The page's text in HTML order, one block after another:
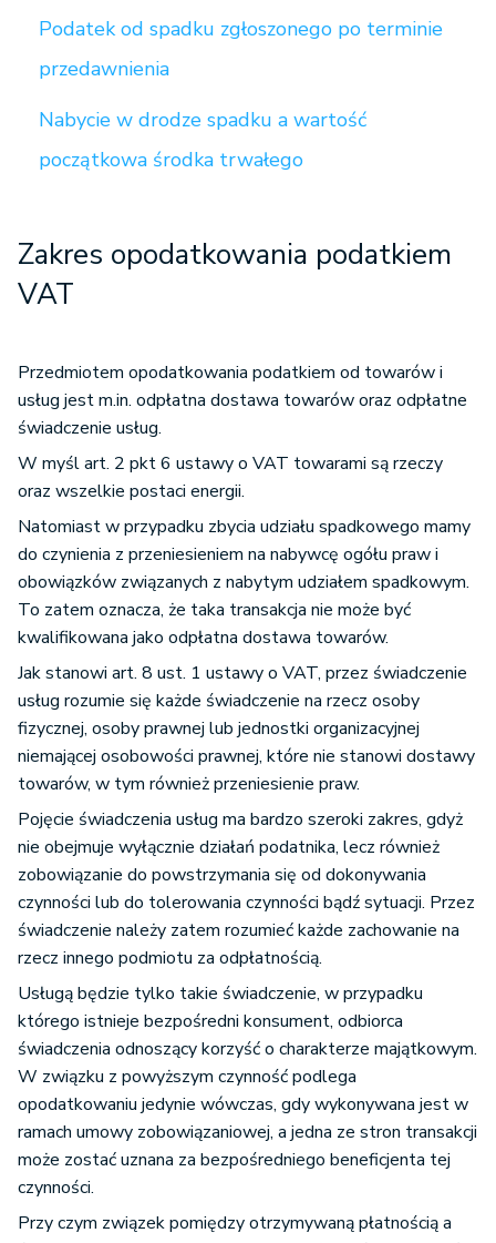
Podatek od spadku zgłoszonego po terminie
przedawnienia
Nabycie w drodze spadku a wartość
początkowa środka trwałego
Zakres opodatkowania podatkiem
VAT
Przedmiotem opodatkowania podatkiem od towarów i
usług jest m.in. odpłatna dostawa towarów oraz odpłatne
świadczenie usług.
W myśl art. 2 pkt 6 ustawy o VAT towarami są rzeczy
oraz wszelkie postaci energii.
Natomiast w przypadku zbycia udziału spadkowego mamy
do czynienia z przeniesieniem na nabywcę ogółu praw i
obowiązków związanych z nabytym udziałem spadkowym.
To zatem oznacza, że taka transakcja nie może być
kwalifikowana jako odpłatna dostawa towarów.
Jak stanowi art. 8 ust. 1 ustawy o VAT, przez świadczenie
usług rozumie się każde świadczenie na rzecz osoby
fizycznej, osoby prawnej lub jednostki organizacyjnej
niemającej osobowości prawnej, które nie stanowi dostawy
towarów, w tym również przeniesienie praw.
Pojęcie świadczenia usług ma bardzo szeroki zakres, gdyż
nie obejmuje wyłącznie działań podatnika, lecz również
zobowiązanie do powstrzymania się od dokonywania
czynności lub do tolerowania czynności bądź sytuacji. Przez
świadczenie należy zatem rozumieć każde zachowanie na
rzecz innego podmiotu za odpłatnością.
Usługą będzie tylko takie świadczenie, w przypadku
którego istnieje bezpośredni konsument, odbiorca
świadczenia odnoszący korzyść o charakterze majątkowym.
W związku z powyższym czynność podlega
opodatkowaniu jedynie wówczas, gdy wykonywana jest w
ramach umowy zobowiązaniowej, a jedna ze stron transakcji
może zostać uznana za bezpośredniego beneficjenta tej
czynności.
Przy czym związek pomiędzy otrzymywaną płatnością a